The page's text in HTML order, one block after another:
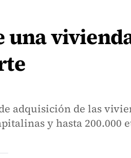
una
adquisición de las
y hasta 200.000